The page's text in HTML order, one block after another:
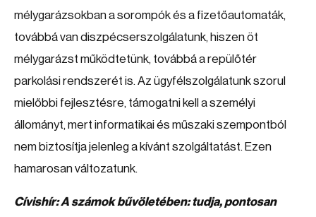
mélygarázsokban a sorompók és a fizetőautomaták,
továbbá van diszpécserszolgálatunk, hiszen öt
mélygarázst működtetünk, továbbá a repülőtér
parkolási rendszerét is. Az ügyfélszolgálatunk szorul
mielőbbi fejlesztésre, támogatni kell a személyi
állományt, mert informatikai és műszaki szempontból
nem biztosítja jelenleg a kívánt szolgáltatást. Ezen
hamarosan változatunk.
Cívishír: A számok bűvöletében: tudja, pontosan